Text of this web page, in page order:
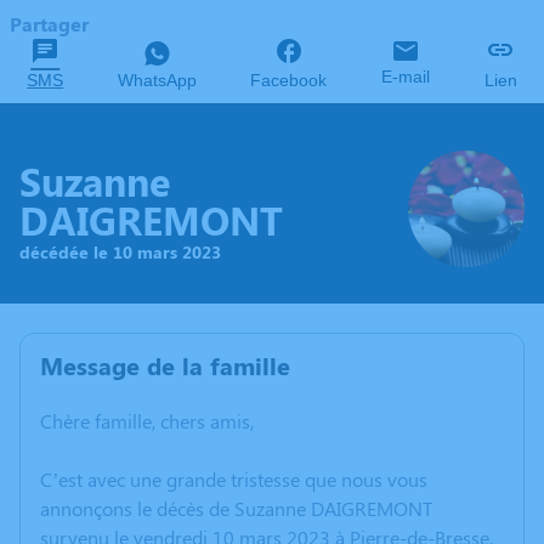
Partager
SMS WhatsApp Facebook E-mail Lien
Suzanne
DAIGREMONT
décédée le 10 mars 2023
Message de la famille
Chère famille, chers amis,
C’est avec une grande tristesse que nous vous
annonçons le décès de Suzanne DAIGREMONT
survenu le vendredi 10 mars 2023 à Pierre-de-Bresse.